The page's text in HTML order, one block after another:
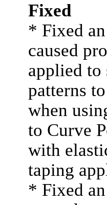
Fixed
* Fixed
caused
applied to
patterns
when
to Curve
with
taping
* Fixed